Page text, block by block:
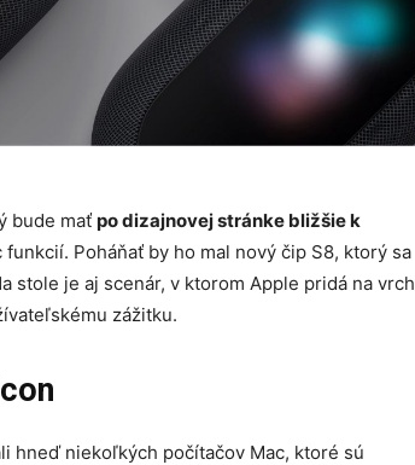
bude mať po dizajnovej stránke bližšie k
Poháňať by ho mal nový čip S8, ktorý sa
stole je aj scenár, v ktorom Apple pridá na vrch
zážitku.
hneď niekoľkých počítačov Mac, ktoré sú